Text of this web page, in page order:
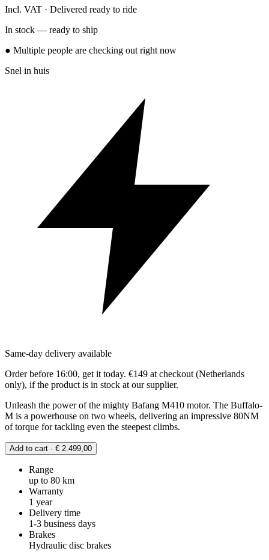
Incl. VAT · Delivered ready to ride
In stock — ready to ship
● Multiple people are checking out right now
Snel in huis
Same-day delivery available
Order before 16:00, get it today. €149 at checkout (Netherlands
only), if the product is in stock at our supplier.
Unleash the power of the mighty Bafang M410 motor. The Buffalo-
M is a powerhouse on two wheels, delivering an impressive 80NM
of torque for tackling even the steepest climbs.
Add to cart · € 2.499,00
Range
up to 80 km
Warranty
1 year
Delivery time
1-3 business days
Brakes
Hydraulic disc brakes